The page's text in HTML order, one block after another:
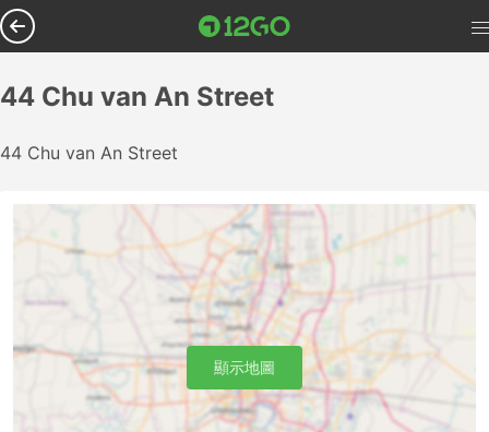
44 Chu van An Street
44 Chu van An Street
顯示地圖